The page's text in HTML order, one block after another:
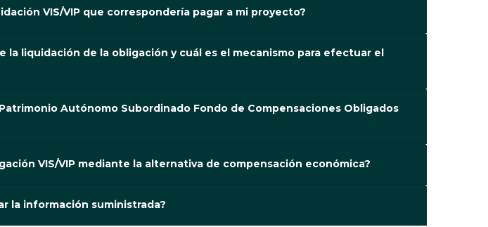
VIS/VIP que correspondería pagar a mi proyecto?
la liquidación de la obligación y cuál es el mecanismo para efectuar el
Autónomo Subordinado Fondo de Compensaciones Obligados
VIS/VIP mediante la alternativa de compensación económica?
la información suministrada?